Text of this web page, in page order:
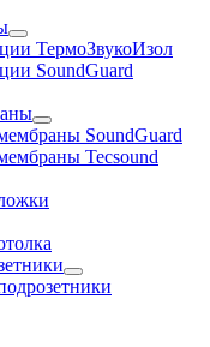
ТермоЗвукоИзол
SoundGuard
SoundGuard
Tecsound